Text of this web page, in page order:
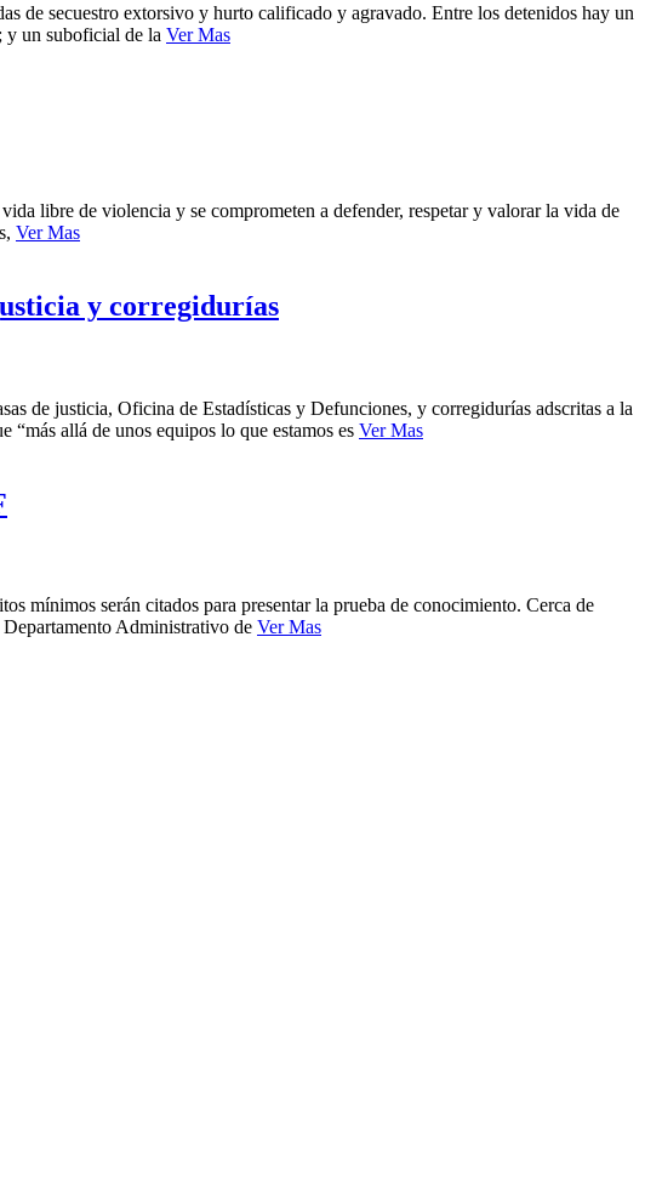
de secuestro extorsivo y hurto calificado y agravado. Entre los detenidos hay un
un suboficial de la Ver Mas
libre de violencia y se comprometen a defender, respetar y valorar la vida de
Ver Mas
y corregidurías
de justicia, Oficina de Estadísticas y Defunciones, y corregidurías adscritas a la
allá de unos equipos lo que estamos es Ver Mas
mínimos serán citados para presentar la prueba de conocimiento. Cerca de
Administrativo de Ver Mas